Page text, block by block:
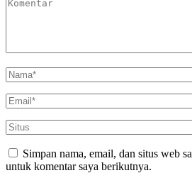
Simpan nama, email, dan situs web
untuk komentar saya berikutnya.